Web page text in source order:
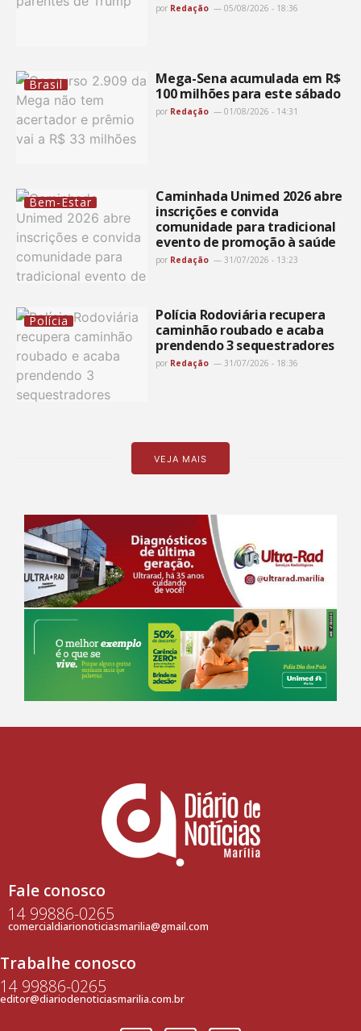
por Redação 05/08/2026 - 18:36
Brasil
Mega-Sena acumulada em R$
100 milhões para este sábado
por Redação 01/08/2026 - 14:31
Bem-Estar
Caminhada Unimed 2026 abre
inscrições e convida
comunidade para tradicional
evento de promoção à saúde
por Redação 31/07/2026 - 13:23
Polícia
Polícia Rodoviária recupera
caminhão roubado e acaba
prendendo 3 sequestradores
por Redação 31/07/2026 - 18:36
VEJA MAIS
Fale conosco
14 99886-0265
comercialdiarionoticiasmarilia@gmail.com
Trabalhe conosco
14 99886-0265
editor@diariodenoticiasmarilia.com.br